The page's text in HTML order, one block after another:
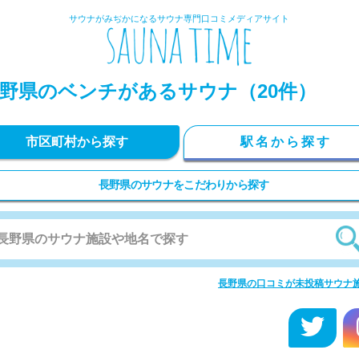
サウナがみぢかになるサウナ専門口コミメディアサイト
県のベンチがあるサウナ（20件）
市区町村から探す 駅名から探す
長野県のサウナをこだわりから探す
長野県の口コミが未投稿サウナ